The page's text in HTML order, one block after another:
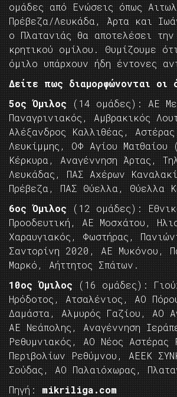
ομάδες από Ενώσεις όπως
Πρέβεζα/Λευκάδα, Άρτα και
ο Πλατανιάς θα αποτελέσει
κρητικού ομίλου. Θυμίζουμε
όμιλο υπάρχουν ήδη έντονες
Δείτε πως διαμορφώνονται οι
5ος Όμιλος (14 ομάδες): ΑΕ
Παναγρινιακός, Αμβρακικός
Αλέξανδρος Καλλιθέας,
Λευκίμμης, ΟΦ Αγίου Ματθαίου
Κέρκυρα, Αναγέννηση Άρτας,
Λευκάδας, ΠΑΣ Αχέρων
Πρέβεζα, ΠΑΣ Θύελλα, Θύελλα
6ος Όμιλος (12 ομάδες):
Προοδευτική, ΑΕ Μοσχάτου,
Χαραυγιακός, Φωστήρας,
Σαντορίνη 2020, ΑΕ Μυκόνου,
Μαρκό, Αήττητος Σπάτων.
10ος Όμιλος (16 ομάδες):
Ηρόδοτος, Ατσαλένιος, ΑΟ
Δαμάστα, Αλμυρός Γαζίου, ΑΟ
ΑΕ Νεάπολης, Αναγέννηση
Ρεθυμνιακός, ΑΟ Νέος Αστέρας
Περιβολίων Ρεθύμνου, ΑΕΕΚ
Σούδας, ΑΟ Παλαιόχωρας,
Πηγή: mikriliga.com